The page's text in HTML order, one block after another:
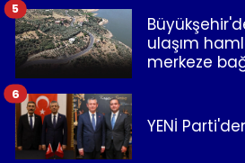
ulaşım
merkeze
5
YENİ
6